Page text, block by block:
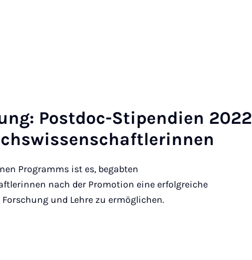
Postdoc-Sti­pen­di­en 2022
Programms ist es, begabten
nach der Promotion eine erfolgreiche
und Lehre zu ermöglichen.